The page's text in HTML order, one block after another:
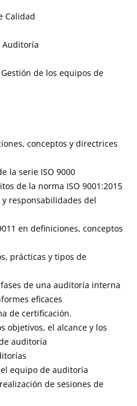
Calidad
Auditoría
de los equipos de
conceptos y directrices
la serie ISO 9000
de la norma ISO 9001:2015
responsabilidades del
en definiciones, conceptos
prácticas y tipos de
de una auditoría interna
eficaces
de certificación.
objetivos, el alcance y los
auditoría
equipo de auditoría
de sesiones de